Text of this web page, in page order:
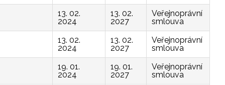
13. 02.
2024
13. 02.
2027
Veřejnoprávní
smlouva
13. 02.
2024
13. 02.
2027
Veřejnoprávní
smlouva
19. 01.
2024
19. 01.
2027
Veřejnoprávní
smlouva